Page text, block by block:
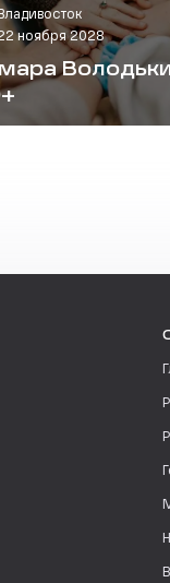
Владивосток
ноября 2028